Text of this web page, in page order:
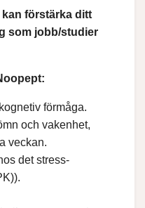
förstärka ditt
som jobb/studier
förmåga.
och vakenhet,
veckan.
det stress-